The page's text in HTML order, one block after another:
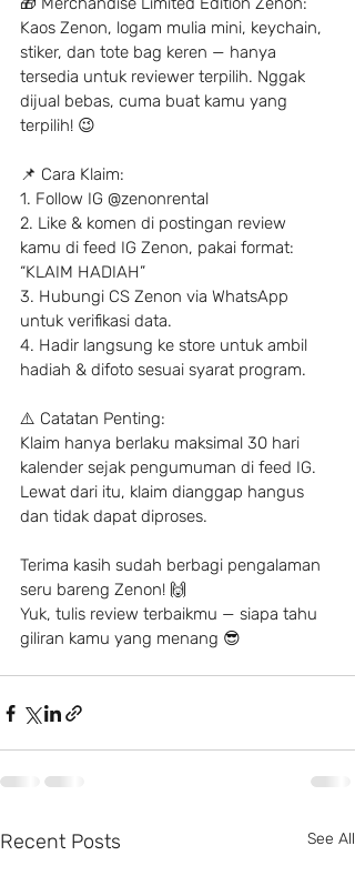
Kaos Zenon, logam mulia mini, keychain,
stiker, dan tote bag keren — hanya
tersedia untuk reviewer terpilih. Nggak
dijual bebas, cuma buat kamu yang
terpilih! 😉
📌 Cara Klaim:
1. Follow IG @zenonrental
2. Like & komen di postingan review
kamu di feed IG Zenon, pakai format:
“KLAIM HADIAH”
3. Hubungi CS Zenon via WhatsApp
untuk verifikasi data.
4. Hadir langsung ke store untuk ambil
hadiah & difoto sesuai syarat program.
⚠️ Catatan Penting:
Klaim hanya berlaku maksimal 30 hari
kalender sejak pengumuman di feed IG.
Lewat dari itu, klaim dianggap hangus
dan tidak dapat diproses.
Terima kasih sudah berbagi pengalaman
seru bareng Zenon! 🙌
Yuk, tulis review terbaikmu — siapa tahu
giliran kamu yang menang 😎
Recent Posts See All